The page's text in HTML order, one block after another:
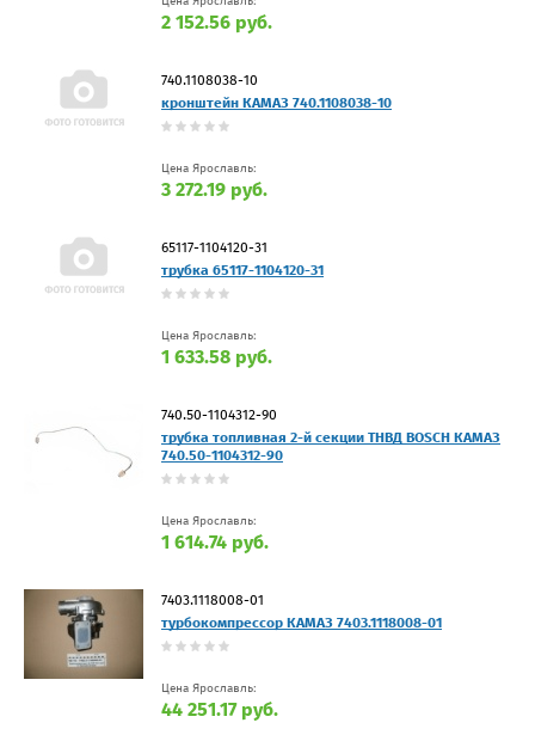
2 152.56 руб.
740.1108038-10
кронштейн КАМАЗ 740.1108038-10
Цена Ярославль:
3 272.19 руб.
65117-1104120-31
трубка 65117-1104120-31
Цена Ярославль:
1 633.58 руб.
740.50-1104312-90
трубка топливная 2-й секции ТНВД BOSCH КАМАЗ
740.50-1104312-90
Цена Ярославль:
1 614.74 руб.
7403.1118008-01
турбокомпрессор КАМАЗ 7403.1118008-01
Цена Ярославль:
44 251.17 руб.